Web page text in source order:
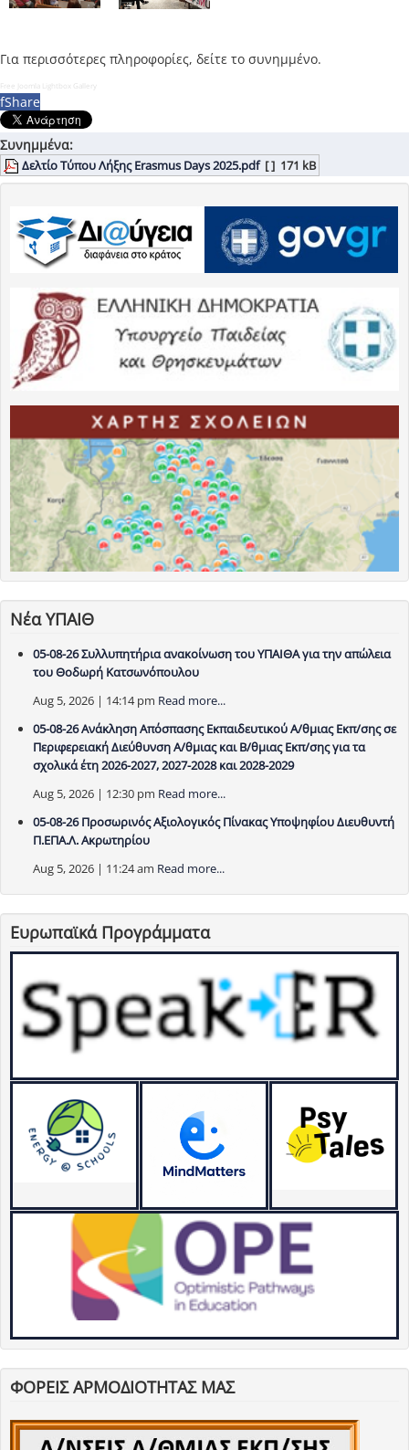
Για περισσότερες πληροφορίες, δείτε το συνημμένο.
Free Joomla Lightbox Gallery
fShare
Συνημμένα:
Δελτίο Τύπου Λήξης Erasmus Days 2025.pdf [ ] 171 kB
Νέα ΥΠΑΙΘ
05-08-26 Συλλυπητήρια ανακοίνωση του ΥΠΑΙΘΑ για την απώλεια
του Θοδωρή Κατσωνόπουλου
Aug 5, 2026 | 14:14 pm Read more...
05-08-26 Ανάκληση Απόσπασης Εκπαιδευτικού Α/θμιας Εκπ/σης σε
Περιφερειακή Διεύθυνση Α/θμιας και Β/θμιας Εκπ/σης για τα
σχολικά έτη 2026-2027, 2027-2028 και 2028-2029
Aug 5, 2026 | 12:30 pm Read more...
05-08-26 Προσωρινός Αξιολογικός Πίνακας Υποψηφίου Διευθυντή
Π.ΕΠΑ.Λ. Ακρωτηρίου
Aug 5, 2026 | 11:24 am Read more...
Ευρωπαϊκά Προγράμματα
ΦΟΡΕΙΣ ΑΡΜΟΔΙΟΤΗΤΑΣ ΜΑΣ